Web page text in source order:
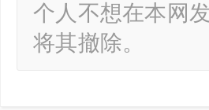
个人不想在本网
将其撤除。